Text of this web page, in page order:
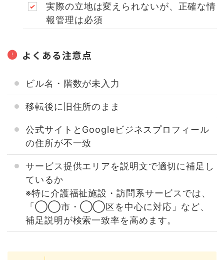
実際の立地は変えられないが、正確な情
報管理は必須
よくある注意点
ビル名・階数が未入力
移転後に旧住所のまま
公式サイトとGoogleビジネスプロフィール
の住所が不一致
サービス提供エリアを説明文で適切に補足し
ているか
※特に介護福祉施設・訪問系サービスでは、
「◯◯市・◯◯区を中心に対応」など、
補足説明が検索一致率を高めます。